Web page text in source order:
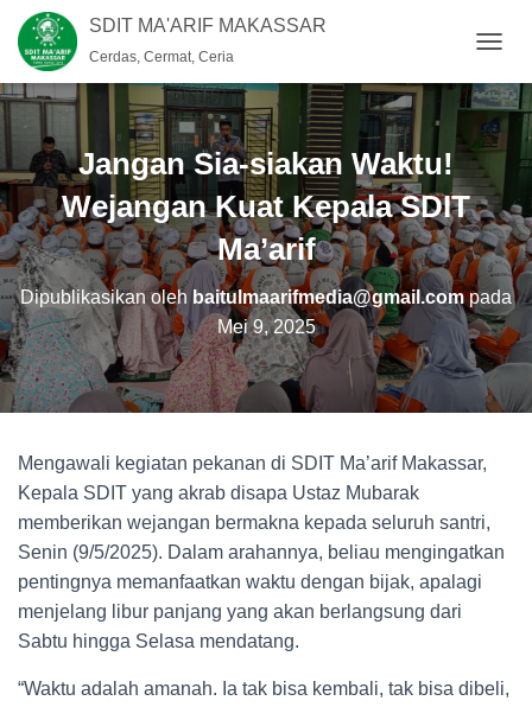
SDIT MA'ARIF MAKASSAR
Cerdas, Cermat, Ceria
O
G
G
L
N
A
V
I
A
S
I
Jangan Sia-siakan Waktu!
Wejangan Kuat Kepala SDIT
Ma’arif
Dipublikasikan oleh baitulmaarifmedia@gmail.compada
Mei 9, 2025
Mengawali kegiatan pekanan di SDIT Ma’arif Makassar,
Kepala SDIT yang akrab disapa Ustaz Mubarak
memberikan wejangan bermakna kepada seluruh santri,
Senin (9/5/2025). Dalam arahannya, beliau mengingatkan
pentingnya memanfaatkan waktu dengan bijak, apalagi
menjelang libur panjang yang akan berlangsung dari
Sabtu hingga Selasa mendatang.
“Waktu adalah amanah. Ia tak bisa kembali, tak bisa dibeli,